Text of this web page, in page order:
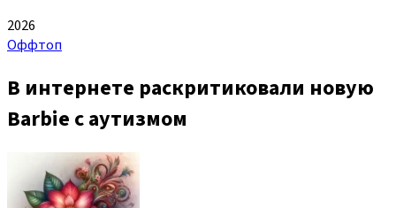
2026
Оффтоп
В интернете раскритиковали новую
Barbie с аутизмом